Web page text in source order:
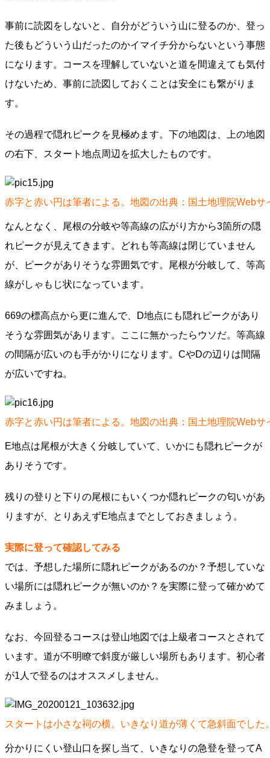
事前に読図をしないと、自分がどういう山に登るのか、登っ
た後もどういう山だったのかイマイチ分からないという事態
になります。コースを理解していないと道を間違えても気付
けないため、事前に読図しておくことは安全にも繋がりま
す。
その過程で隠れピークを見極めます。下の地図は、上の地図
の右下、スタート地点周辺を拡大したものです。
赤字と赤い円は筆者による。地図の出典：国土地理院Webサ
なんとなく、尾根の分岐や等高線の広がり方から3箇所の隠
れピークが見えてきます。どれも等高線は閉じていません
が、ピークがありそうな雰囲気です。尾根が分岐して、等高
線がしゃもじ状になっています。
669の標高点から更に進んで、D地点にも隠れピークがあり
そうな雰囲気があります。ここに無かったらウソだ。等高線
の間隔が広いのも手がかりになります。CやDの辺りは間隔
が広いですね。
赤字と赤い円は筆者による。地図の出典：国土地理院Webサ
E地点は尾根が大きく分岐していて、いかにも隠れピークが
ありそうです。
残りの登りと下りの尾根にもいくつか隠れピークの匂いがあ
りますが、とりあえずE地点までとしておきましょう。
実際に登って確認してみる
では、予想した場所に隠れピークがあるのか？予想していな
い場所には隠れピークが無いのか？を実際に登って確かめて
みましょう。
なお、今回登るコースは登山地図では上級者コースとされて
います。道が不明瞭で斜度が厳しい場所もあります。初心者
が1人で登るのはオススメしません。
スタートは小さな祠の横。いきなり道が薄くて急斜面でした
分かりにくい登山口を探し当て、いきなりの急登を登ってA